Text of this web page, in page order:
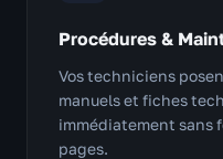
Procédures &
Vos techniciens
manuels et fiches
immédiatement sans
pages.